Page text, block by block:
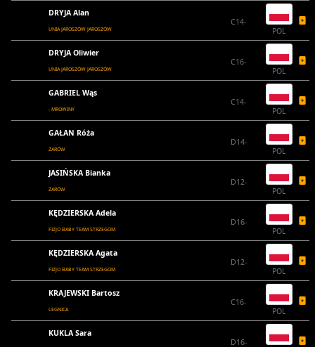
DRYJA Alan
UNIA JAROSZÓW JAROSZÓW
C14-
POL
DRYJA Oliwier
UNIA JAROSZÓW JAROSZÓW
C16-
POL
GABRIEL Wąs
- MROWINY
C14-
POL
GAŁAN Róża
ŻARÓW
D14-
POL
JASIŃSKA Bianka
ŻARÓW
D12-
POL
KĘDZIERSKA Adela
FIZJO BABY TEAM STRZEGOM
D16-
POL
KĘDZIERSKA Agata
FIZJO BABY TEAM STRZEGOM
D12-
POL
KRAJEWSKI Bartosz
LEGNICA
C16-
POL
KUKLA Sara
D16-